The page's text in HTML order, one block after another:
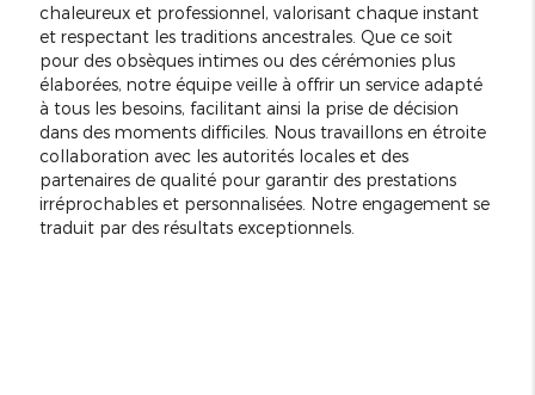
chaleureux et professionnel, valorisant chaque instant
et respectant les traditions ancestrales. Que ce soit
pour des obsèques intimes ou des cérémonies plus
élaborées, notre équipe veille à offrir un service adapté
à tous les besoins, facilitant ainsi la prise de décision
dans des moments difficiles. Nous travaillons en étroite
collaboration avec les autorités locales et des
partenaires de qualité pour garantir des prestations
irréprochables et personnalisées. Notre engagement se
traduit par des résultats exceptionnels.